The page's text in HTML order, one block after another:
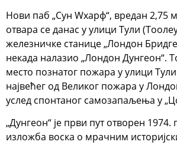
Нови паб „Сун Wхарф“, вредан 2,75
отвара се данас у улици Тули
железничке станице „Лондон
некада налазио „Лондон Дунгеон“.
место познатог пожара у улици
највећег од Великог пожара у
услед спонтаног самозапаљења у
„Дунгеон“ је први пут отворен 1974.
изложба воска о мрачним